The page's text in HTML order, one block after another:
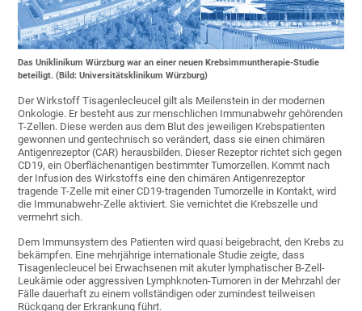
Das Uniklinikum Würzburg war an einer neuen Krebsimmuntherapie-Studie
beteiligt. (Bild: Universitätsklinikum Würzburg)
Der Wirkstoff Tisagenlecleucel gilt als Meilenstein in der modernen
Onkologie. Er besteht aus zur menschlichen Immunabwehr gehörenden
T-Zellen. Diese werden aus dem Blut des jeweiligen Krebspatienten
gewonnen und gentechnisch so verändert, dass sie einen chimären
Antigenrezeptor (CAR) herausbilden. Dieser Rezeptor richtet sich gegen
CD19, ein Oberflächenantigen bestimmter Tumorzellen. Kommt nach
der Infusion des Wirkstoffs eine den chimären Antigenrezeptor
tragende T-Zelle mit einer CD19-tragenden Tumorzelle in Kontakt, wird
die Immunabwehr-Zelle aktiviert. Sie vernichtet die Krebszelle und
vermehrt sich.
Dem Immunsystem des Patienten wird quasi beigebracht, den Krebs zu
bekämpfen. Eine mehrjährige internationale Studie zeigte, dass
Tisagenlecleucel bei Erwachsenen mit akuter lymphatischer B-Zell-
Leukämie oder aggressiven Lymphknoten-Tumoren in der Mehrzahl der
Fälle dauerhaft zu einem vollständigen oder zumindest teilweisen
Rückgang der Erkrankung führt.